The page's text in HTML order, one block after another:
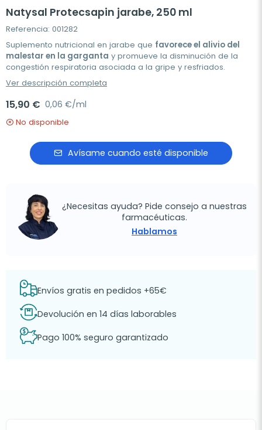
Natysal Protecsapin jarabe, 250 ml
Referencia: 001282
Suplemento nutricional en jarabe que favorece el alivio del
malestar en la garganta y promueve la disminución de la
congestión respiratoria asociada a la gripe y resfriados.
Ver descripción completa
15,90 € 0,06 €/ml
No disponible
Avísame cuando esté disponible
¿Necesitas ayuda? Pide consejo a nuestras
farmacéuticas.
Hablamos
Envíos gratis en pedidos +65€
Devolución en 14 días laborables
Pago 100% seguro garantizado